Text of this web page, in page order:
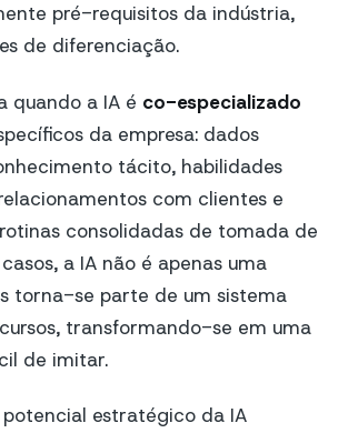
pré-requisitos da indústria,
de diferenciação.
quando a IA é co-especializado
da empresa: dados
tácito, habilidades
com clientes e
consolidadas de tomada de
a IA não é apenas uma
torna-se parte de um sistema
transformando-se em uma
de imitar.
estratégico da IA